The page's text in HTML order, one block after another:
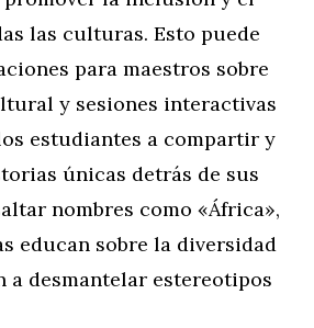
las culturas. Esto puede
para maestros sobre
y sesiones interactivas
estudiantes a compartir y
únicas detrás de sus
nombres como «África»,
educan sobre la diversidad
a desmantelar estereotipos